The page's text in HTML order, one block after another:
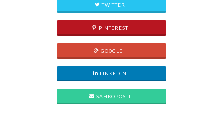
TWITTER
PINTEREST
GOOGLE+
LINKEDIN
SÄHKÖPOSTI